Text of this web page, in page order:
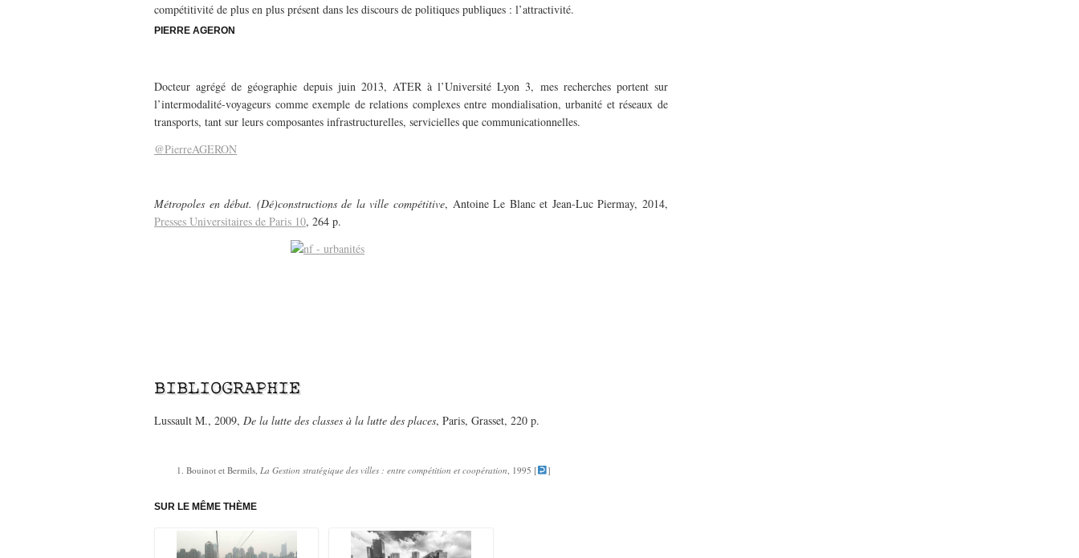
compétitivité de plus en plus présent dans les discours de politiques publiques : l’attractivité.
PIERRE AGERON
Docteur agrégé de géographie depuis juin 2013, ATER à l’Université Lyon 3, mes recherches portent sur
l’intermodalité-voyageurs comme exemple de relations complexes entre mondialisation, urbanité et réseaux de
transports, tant sur leurs composantes infrastructurelles, servicielles que communicationnelles.
@PierreAGERON
Métropoles en débat. (Dé)constructions de la ville compétitive, Antoine Le Blanc et Jean-Luc Piermay, 2014,
Presses Universitaires de Paris 10, 264 p.
BIBLIOGRAPHIE
Lussault M., 2009, De la lutte des classes à la lutte des places, Paris, Grasset, 220 p.
Bouinot et Bermils, La Gestion stratégique des villes : entre compétition et coopération , 1995 [ ]
SUR LE MÊME THÈME